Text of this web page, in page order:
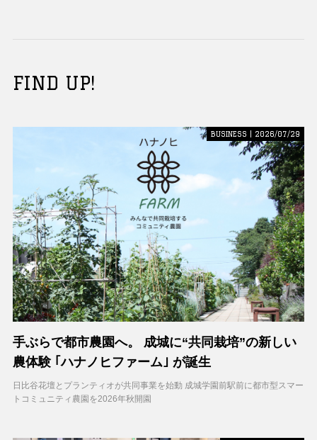
FIND UP!
BUSINESS | 2026/07/29
手ぶらで都市農園へ。 成城に“共同栽培”の新しい
農体験 ｢ハナノヒファーム｣ が誕生
日比谷花壇とプランティオが共同事業を始動 成城学園前駅前に都市型スマー
トコミュニティ農園を2026年秋開園